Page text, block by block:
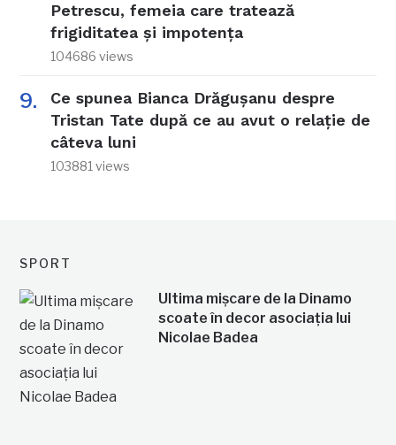
Petrescu, femeia care tratează
frigiditatea și impotența
104686 views
Ce spunea Bianca Drăgușanu despre
Tristan Tate după ce au avut o relație de
câteva luni
103881 views
SPORT
Ultima mișcare de la Dinamo
scoate în decor asociația lui
Nicolae Badea